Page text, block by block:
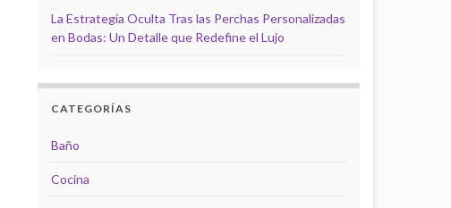
La Estrategia Oculta Tras las Perchas Personalizadas
en Bodas: Un Detalle que Redefine el Lujo
CATEGORÍAS
Baño
Cocina